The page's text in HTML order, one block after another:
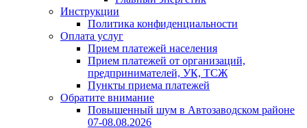
Инструкции
Политика конфиденциальности
Оплата услуг
Прием платежей населения
Прием платежей от организаций,
предпринимателей, УК, ТСЖ
Пункты приема платежей
Обратите внимание
Повышенный шум в Автозаводском районе
07-08.08.2026